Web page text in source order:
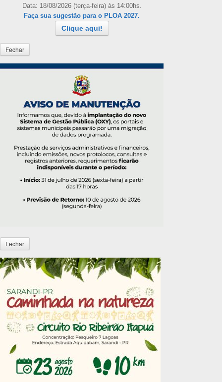
Data: 18/08/2026 (terça-feira) às 14:00hs.
Faça sua sugestão para o PLOA 2027.
Clique aqui!
Fechar
Fechar